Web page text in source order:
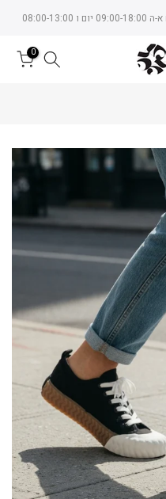
0